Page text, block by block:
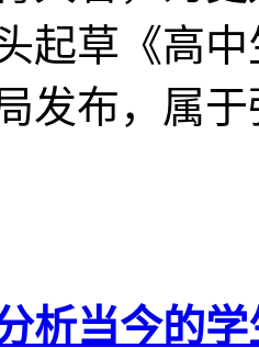
起草《高
发布，属
析当今的